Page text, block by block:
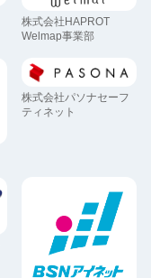
株式会社HAPROT
Welmap事業部
株式会社パソナセーフ
ティネット